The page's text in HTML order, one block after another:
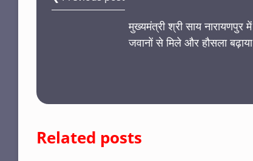
मुख्यमंत्री श्री साय नारायणपुर में
जवानों से मिले और हौसला बढ़ाया
Related posts